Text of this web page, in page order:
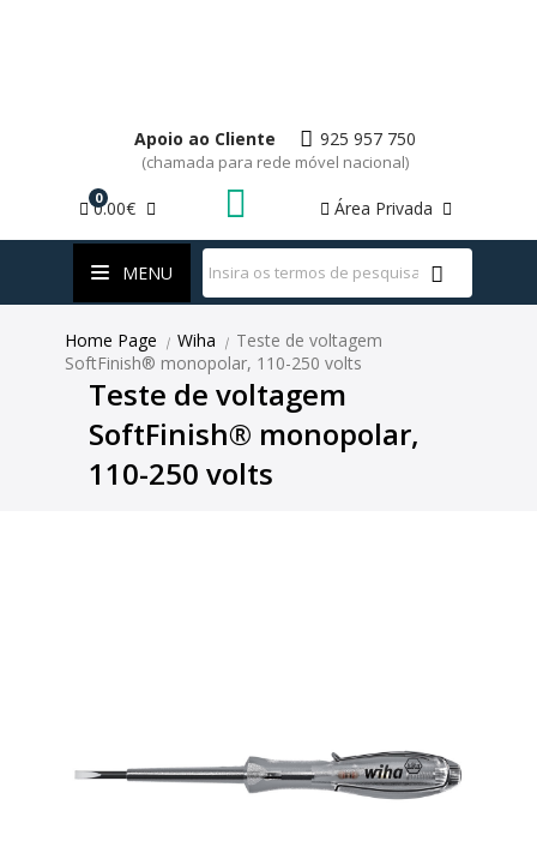
WhatsApp
Apoio ao Cliente 925 957 750
(chamada para rede móvel nacional)
Área Privada
0
0.00€
MENU
Home Page | Wiha | Teste de voltagem
SoftFinish® monopolar, 110-250 volts
Teste de voltagem
SoftFinish® monopolar,
110-250 volts